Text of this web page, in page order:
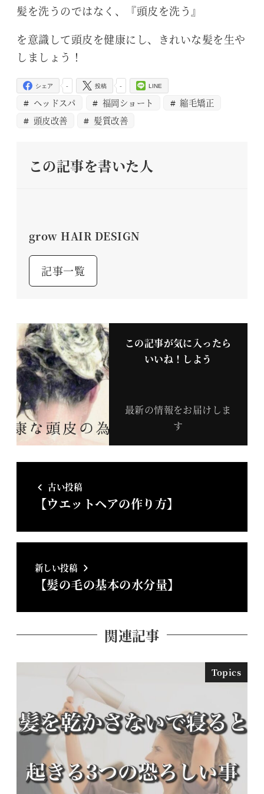
髪を洗うのではなく、『頭皮を洗う』
を意識して頭皮を健康にし、きれいな髪を生や
しましょう！
-
シェア -
投稿 LINE
ヘッドスパ 福岡ショート
縮毛矯正
頭皮改善
髪質改善
この記事を書いた人
grow HAIR DESIGN
記事一覧
この記事が気に入ったら
いいね！しよう
最新の情報をお届けしま
す
古い投稿
【ウエットヘアの作り方】
新しい投稿
【髪の毛の基本の水分量】
関連記事
Topics